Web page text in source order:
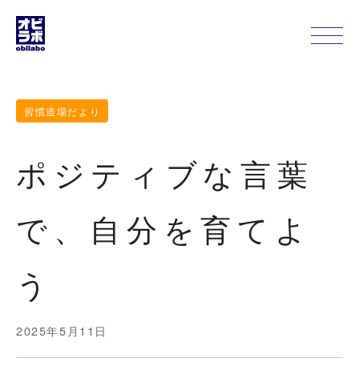
習慣道場だより
ポジティブな言葉
で、自分を育てよ
う
2025年5月11日